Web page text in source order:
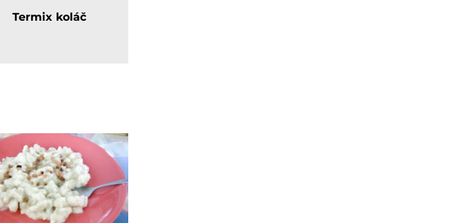
Termix koláč